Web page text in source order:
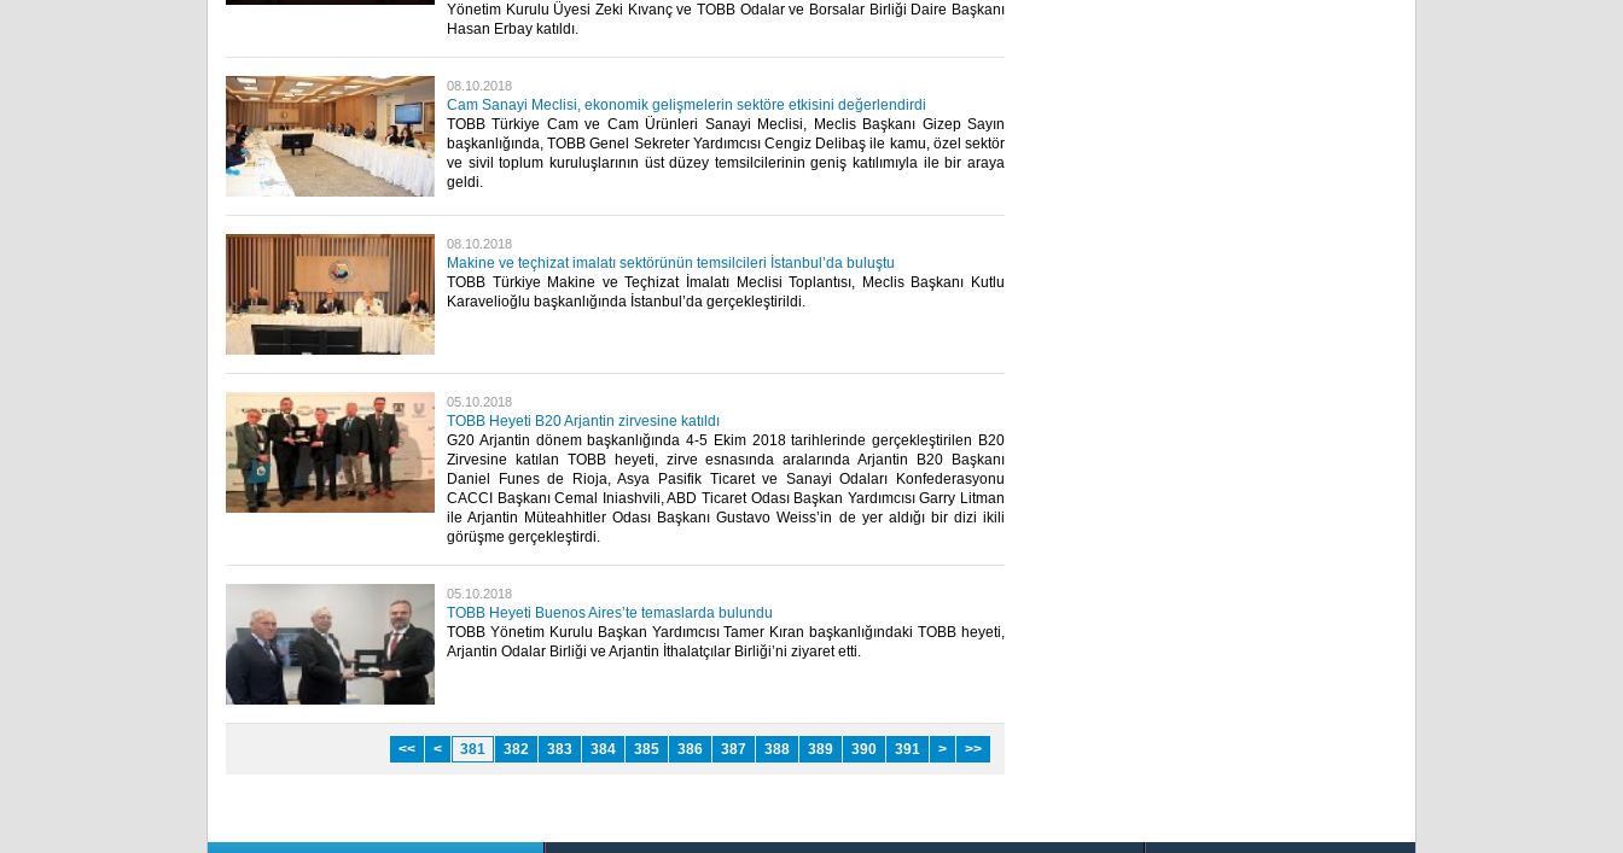
Yönetim Kurulu Üyesi Zeki Kıvanç ve TOBB Odalar ve Borsalar Birliği Daire Başkanı
Hasan Erbay katıldı.​
08.10.2018
Cam Sanayi Meclisi, ekonomik gelişmelerin sektöre etkisini değerlendirdi
TOBB Türkiye Cam ve Cam Ürünleri Sanayi Meclisi, Meclis Başkanı Gizep Sayın
başkanlığında, TOBB Genel Sekreter Yardımcısı Cengiz Delibaş ile kamu, özel sektör
ve sivil toplum kuruluşlarının üst düzey temsilcilerinin geniş katılımıyla ile bir araya
geldi.​
08.10.2018
Makine ve teçhizat imalatı sektörünün temsilcileri İstanbul’da buluştu
TOBB Türkiye Makine ve Teçhizat İmalatı Meclisi Toplantısı, Meclis Başkanı Kutlu
Karavelioğlu başkanlığında İstanbul’da gerçekleştirildi.​
05.10.2018
TOBB Heyeti B20 Arjantin zirvesine katıldı
G20 Arjantin dönem başkanlığında 4-5 Ekim 2018 tarihlerinde gerçekleştirilen B20
Zirvesine katılan TOBB heyeti, zirve esnasında aralarında Arjantin B20 Başkanı
Daniel Funes de Rioja, Asya Pasifik Ticaret ve Sanayi Odaları Konfederasyonu
CACCI Başkanı Cemal Iniashvili, ABD Ticaret Odası Başkan Yardımcısı Garry Litman
ile Arjantin Müteahhitler Odası Başkanı Gustavo Weiss’in de yer aldığı bir dizi ikili
görüşme gerçekleştirdi.​
05.10.2018
TOBB Heyeti Buenos Aires’te temaslarda bulundu
TOBB Yönetim Kurulu Başkan Yardımcısı Tamer Kıran başkanlığındaki TOBB heyeti,
Arjantin Odalar Birliği ve Arjantin İthalatçılar Birliği’ni ziyaret etti. ​
<< < 381 382 383 384 385 386 387 388 389 390 391 > >>